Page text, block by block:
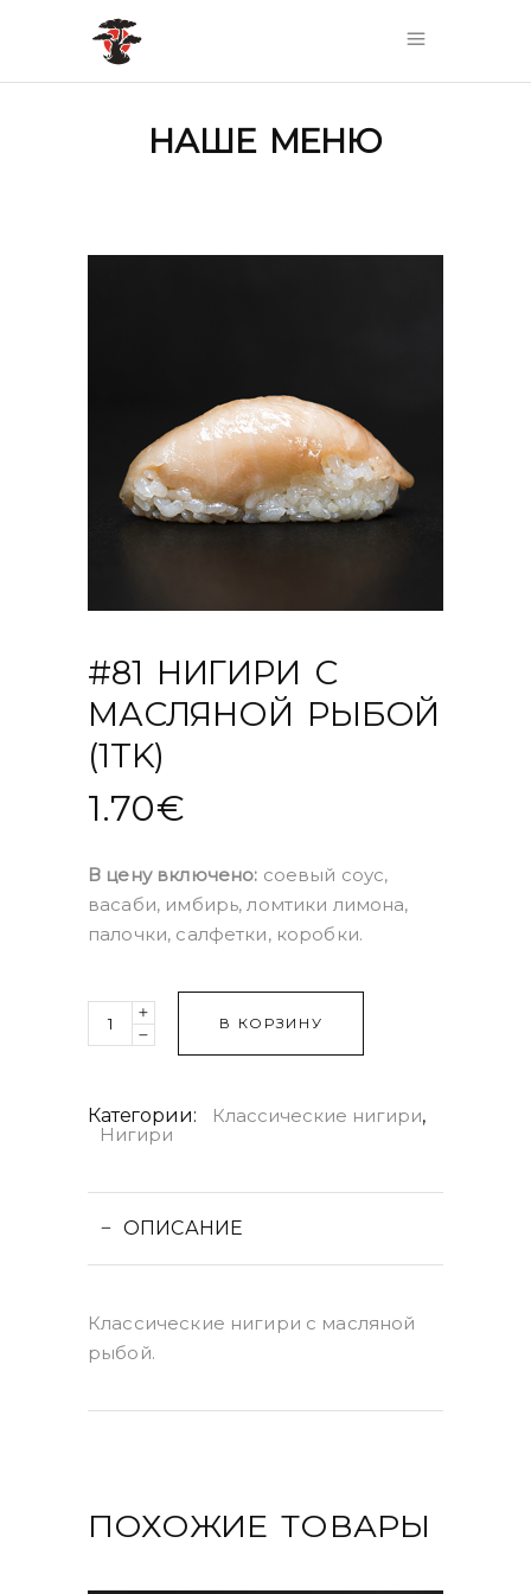
НАШЕ МЕНЮ
#81 НИГИРИ С
МАСЛЯНОЙ РЫБОЙ
(1TK)
1.70€
В цену включено: соевый соус,
васаби, имбирь, ломтики лимона,
палочки, салфетки, коробки.
Quantity В КОРЗИНУ
Категории: Классические нигири,
Нигири
ОПИСАНИЕ
Классические нигири с масляной
рыбой.
ПОХОЖИЕ ТОВАРЫ